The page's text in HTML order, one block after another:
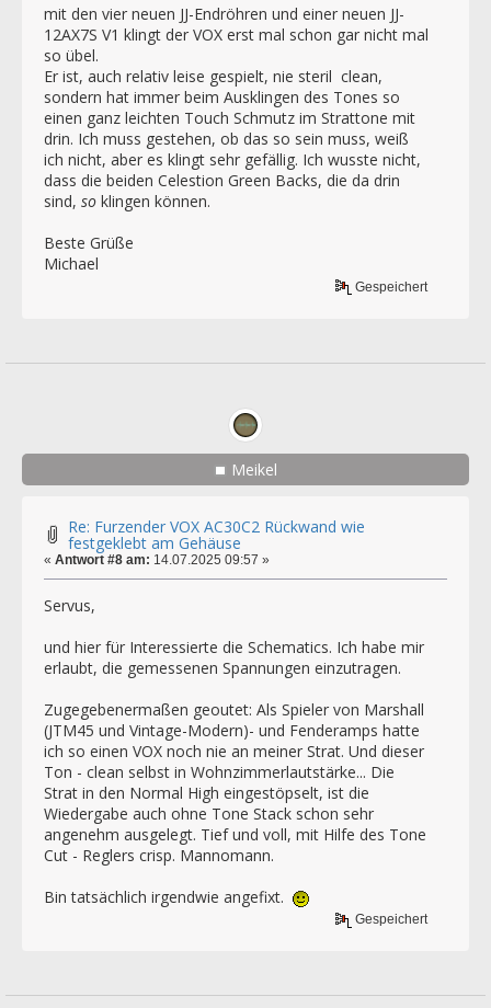
mit den vier neuen JJ-Endröhren und einer neuen JJ-
12AX7S V1 klingt der VOX erst mal schon gar nicht mal
so übel.
Er ist, auch relativ leise gespielt, nie steril clean,
sondern hat immer beim Ausklingen des Tones so
einen ganz leichten Touch Schmutz im Strattone mit
drin. Ich muss gestehen, ob das so sein muss, weiß
ich nicht, aber es klingt sehr gefällig. Ich wusste nicht,
dass die beiden Celestion Green Backs, die da drin
sind, so klingen können.
Beste Grüße
Michael
Gespeichert
Meikel
Re: Furzender VOX AC30C2 Rückwand wie
festgeklebt am Gehäuse
« Antwort #8 am: 14.07.2025 09:57 »
Servus,
und hier für Interessierte die Schematics. Ich habe mir
erlaubt, die gemessenen Spannungen einzutragen.
Zugegebenermaßen geoutet: Als Spieler von Marshall
(JTM45 und Vintage-Modern)- und Fenderamps hatte
ich so einen VOX noch nie an meiner Strat. Und dieser
Ton - clean selbst in Wohnzimmerlautstärke... Die
Strat in den Normal High eingestöpselt, ist die
Wiedergabe auch ohne Tone Stack schon sehr
angenehm ausgelegt. Tief und voll, mit Hilfe des Tone
Cut - Reglers crisp. Mannomann.
Bin tatsächlich irgendwie angefixt.
Gespeichert